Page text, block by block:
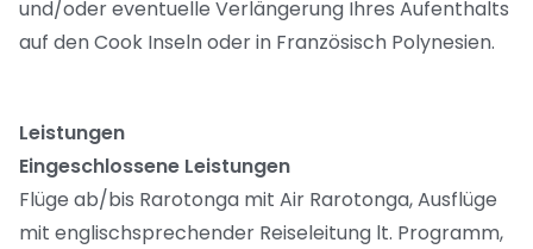
und/oder eventuelle Verlängerung Ihres Aufenthalts
auf den Cook Inseln oder in Französisch Polynesien.
Leistungen
Eingeschlossene Leistungen
Flüge ab/bis Rarotonga mit Air Rarotonga, Ausflüge
mit englischsprechender Reiseleitung lt. Programm,